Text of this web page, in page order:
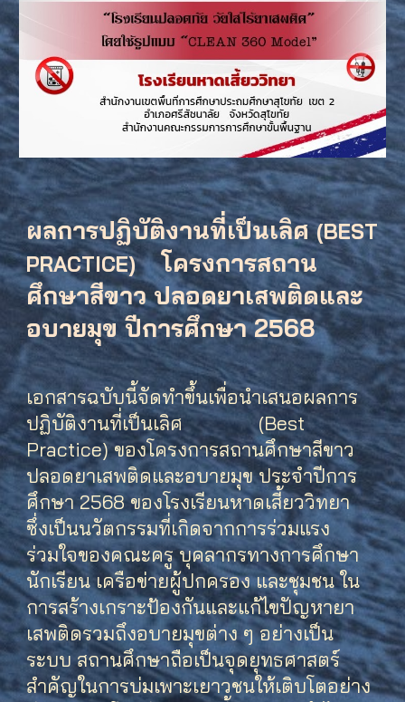
ผลการปฏิบัติงานที่เป็นเลิศ(BEST
PRACTICE)
โครงการสถาน
ศึกษาสีขาว ปลอดยาเสพติดและ
อบายมุขปีการศึกษา 2568
เอกสารฉบับนี้จัดทำขึ้นเพื่อนำเสนอผลการ
ปฏิบัติงานที่เป็นเลิศ (Best
Practice) ของโครงการสถานศึกษาสีขาว
ปลอดยาเสพติดและอบายมุข ประจำปีการ
ศึกษา 2568 ของโรงเรียนหาดเสี้ยววิทยา
ซึ่งเป็นนวัตกรรมที่เกิดจากการร่วมแรง
ร่วมใจของคณะครู บุคลากรทางการศึกษา
นักเรียน เครือข่ายผู้ปกครอง และชุมชน ใน
การสร้างเกราะป้องกันและแก้ไขปัญหายา
เสพติดรวมถึงอบายมุขต่าง ๆ อย่างเป็น
ระบบ สถานศึกษาถือเป็นจุดยุทธศาสตร์
สำคัญในการบ่มเพาะเยาวชนให้เติบโตอย่าง